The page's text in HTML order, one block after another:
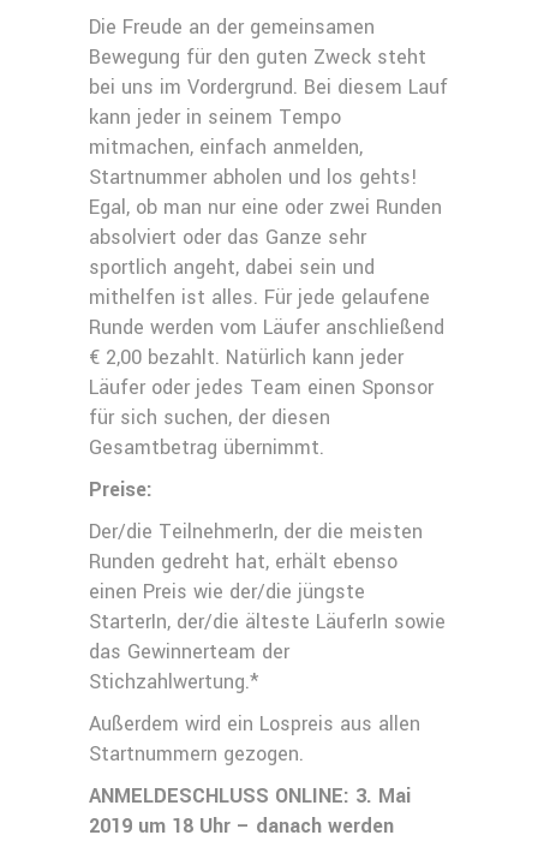
Die Freude an der gemeinsamen
Bewegung für den guten Zweck steht
bei uns im Vordergrund. Bei diesem Lauf
kann jeder in seinem Tempo
mitmachen, einfach anmelden,
Startnummer abholen und los gehts!
Egal, ob man nur eine oder zwei Runden
absolviert oder das Ganze sehr
sportlich angeht, dabei sein und
mithelfen ist alles. Für jede gelaufene
Runde werden vom Läufer anschließend
€ 2,00 bezahlt. Natürlich kann jeder
Läufer oder jedes Team einen Sponsor
für sich suchen, der diesen
Gesamtbetrag übernimmt.
Preise:
Der/die TeilnehmerIn, der die meisten
Runden gedreht hat, erhält ebenso
einen Preis wie der/die jüngste
StarterIn, der/die älteste LäuferIn sowie
das Gewinnerteam der
Stichzahlwertung.*
Außerdem wird ein Lospreis aus allen
Startnummern gezogen.
ANMELDESCHLUSS ONLINE: 3. Mai
2019 um 18 Uhr – danach werden